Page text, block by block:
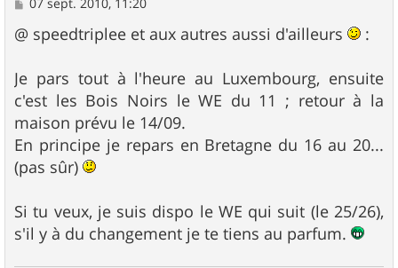
s
s
g
e
@ speedtriplee et aux autres aussi d'ailleurs :
Je pars tout à l'heure au Luxembourg, ensuite
c'est les Bois Noirs le WE du 11 ; retour à la
maison prévu le 14/09.
En principe je repars en Bretagne du 16 au 20...
(pas sûr)
Si tu veux, je suis dispo le WE qui suit (le 25/26),
s'il y à du changement je te tiens au parfum.